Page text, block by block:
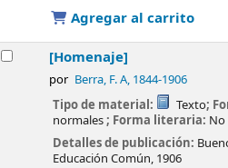
Agregar al carrito
[Homenaje]
por Berra, F. A, 1844-1906
Tipo de material: Texto;
normales; Forma literaria: No
Detalles de publicación:
Educación Común, 1906